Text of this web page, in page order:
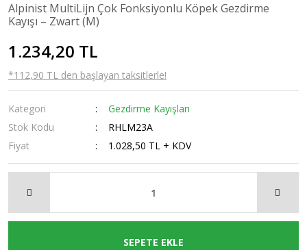
Alpinist MultiLijn Çok Fonksiyonlu Köpek Gezdirme
Kayışı – Zwart (M)
1.234,20 TL
*112,90 TL den başlayan taksitlerle!
Kategori
Gezdirme Kayışları
Stok Kodu
RHLM23A
Fiyat
1.028,50 TL + KDV
SEPETE EKLE